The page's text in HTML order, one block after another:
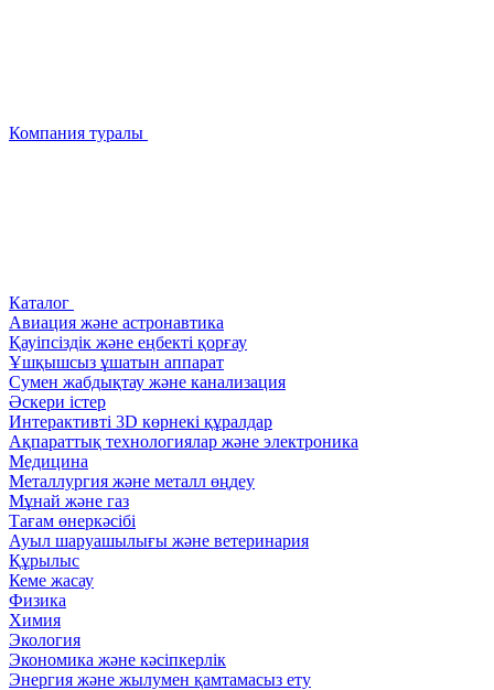
Компания туралы
Каталог
Авиация және астронавтика
Қауіпсіздік және еңбекті қорғау
Ұшқышсыз ұшатын аппарат
Сумен жабдықтау және канализация
Әскери істер
Интерактивті 3D көрнекі құралдар
Ақпараттық технологиялар және электроника
Медицина
Металлургия және металл өңдеу
Мұнай және газ
Тағам өнеркәсібі
Ауыл шаруашылығы және ветеринария
Құрылыс
Кеме жасау
Физика
Химия
Экология
Экономика және кәсіпкерлік
Энергия және жылумен қамтамасыз ету